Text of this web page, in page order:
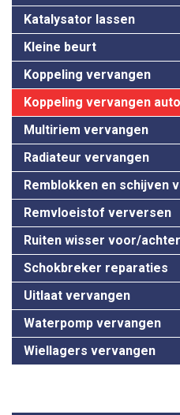
Katalysator lassen
Kleine beurt
Koppeling vervangen
Koppeling vervangen
Multiriem vervangen
Radiateur vervangen
Remblokken en schijven
Remvloeistof verversen
Ruiten wisser voor/
Schokbreker reparaties
Uitlaat vervangen
Waterpomp vervangen
Wiellagers vervangen